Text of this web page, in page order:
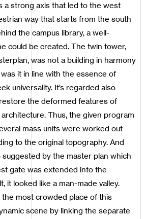
a strong axis that led to the west
way that starts from the south
the campus library, a well-
could be created. The twin tower,
was not a building in harmony
it in line with the essence of
universality. It’s regarded also
the deformed features of
Thus, the given program
mass units were worked out
to the original topography. And
suggested by the master plan which
gate was extended into the
it looked like a man-made valley.
the most crowded place of this
scene by linking the separate